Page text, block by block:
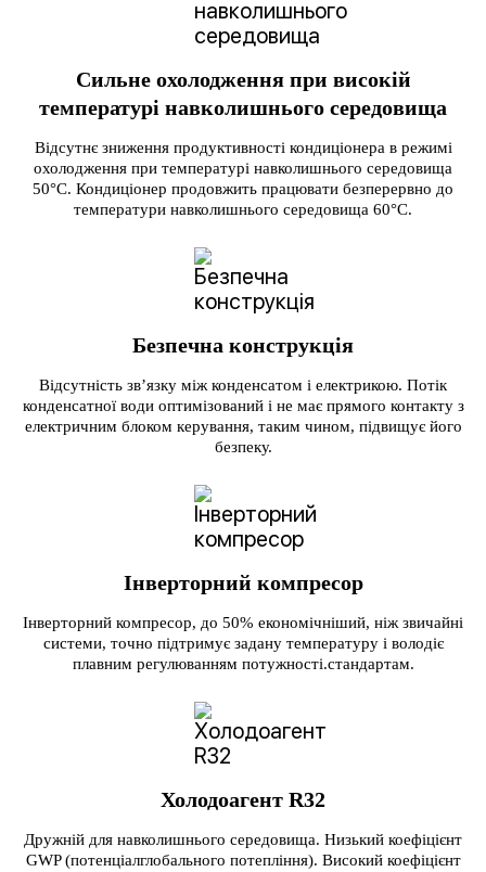
Сильне охолодження при високій
температурі навколишнього середовища
Відсутнє зниження продуктивності кондиціонера в режимі
охолодження при температурі навколишнього середовища
50°С. Кондиціонер продовжить працювати безперервно до
температури навколишнього середовища 60°С.
Безпечна конструкція
Відсутність зв’язку між конденсатом і електрикою. Потік
конденсатної води оптимізований і не має прямого контакту з
електричним блоком керування, таким чином, підвищує його
безпеку.
Інверторний компресор
Інверторний компресор, до 50% економічніший, ніж звичайні
системи, точно підтримує задану температуру і володіє
плавним регулюванням потужності.стандартам.
Холодоагент R32
Дружній для навколишнього середовища. Низький коефіцієнт
GWP (потенціалглобального потепління). Високий коефіцієнт